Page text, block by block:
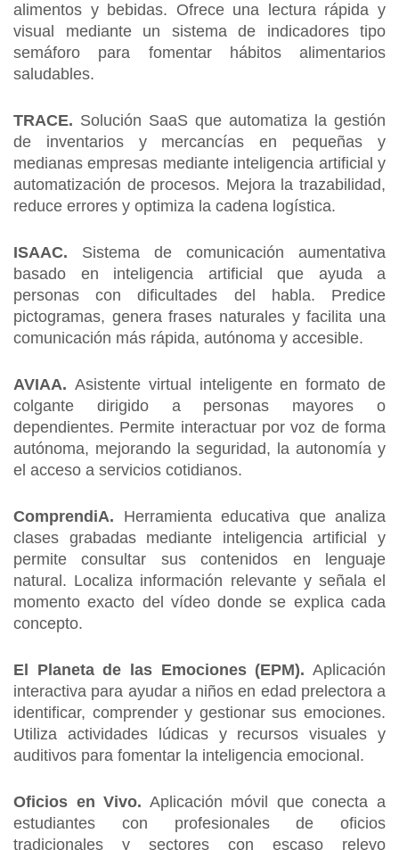
alimentos y bebidas. Ofrece una lectura rápida y
visual mediante un sistema de indicadores tipo
semáforo para fomentar hábitos alimentarios
saludables.
TRACE. Solución SaaS que automatiza la gestión
de inventarios y mercancías en pequeñas y
medianas empresas mediante inteligencia artificial y
automatización de procesos. Mejora la trazabilidad,
reduce errores y optimiza la cadena logística.
ISAAC. Sistema de comunicación aumentativa
basado en inteligencia artificial que ayuda a
personas con dificultades del habla. Predice
pictogramas, genera frases naturales y facilita una
comunicación más rápida, autónoma y accesible.
AVIAA. Asistente virtual inteligente en formato de
colgante dirigido a personas mayores o
dependientes. Permite interactuar por voz de forma
autónoma, mejorando la seguridad, la autonomía y
el acceso a servicios cotidianos.
ComprendiA. Herramienta educativa que analiza
clases grabadas mediante inteligencia artificial y
permite consultar sus contenidos en lenguaje
natural. Localiza información relevante y señala el
momento exacto del vídeo donde se explica cada
concepto.
El Planeta de las Emociones (EPM). Aplicación
interactiva para ayudar a niños en edad prelectora a
identificar, comprender y gestionar sus emociones.
Utiliza actividades lúdicas y recursos visuales y
auditivos para fomentar la inteligencia emocional.
Oficios en Vivo. Aplicación móvil que conecta a
estudiantes con profesionales de oficios
tradicionales y sectores con escaso relevo